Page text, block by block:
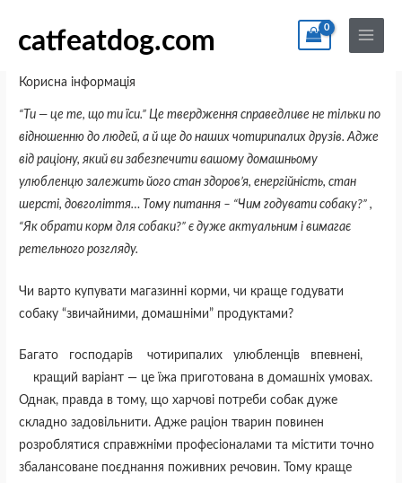
catfeatdog.com
Main
Menu
Як обрати корм для собаки?
Корисна інформація
“Ти — це те, що ти їси.” Це твердження справедливе не тільки по
відношенню до людей, а й ще до наших чотирипалих друзів. Адже
від раціону, який ви забезпечити вашому домашньому
улюбленцю залежить його стан здоров’я, енергійність, стан
шерсті, довголіття… Тому питання – “Чим годувати собаку?” ,
“Як обрати корм для собаки?” є дуже актуальним і вимагає
ретельного розгляду.
Чи варто купувати магазинні корми, чи краще годувати
собаку “звичайними, домашніми” продуктами?
Багато господарів чотирипалих улюбленців впевнені,
кращий варіант — це їжа приготована в домашніх умовах.
Однак, правда в тому, що харчові потреби собак дуже
складно задовільнити. Адже раціон тварин повинен
розроблятися справжніми професіоналами та містити точно
збалансоване поєднання поживних речовин. Тому краще